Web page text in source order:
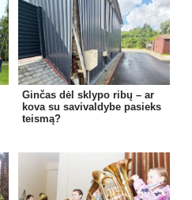
Ginčas dėl sklypo ribų – ar
kova su savivaldybe pasieks
teismą?